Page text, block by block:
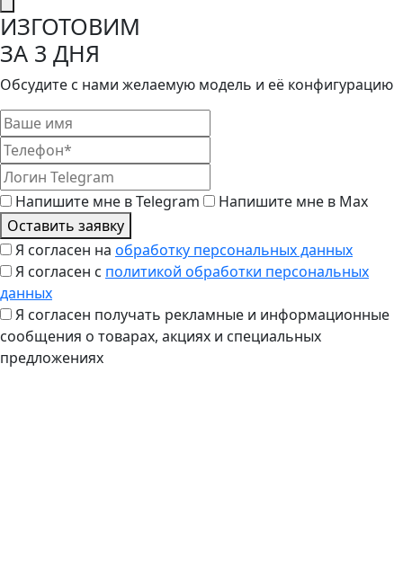
ИЗГОТОВИМ
ЗА 3 ДНЯ
Обсудите с нами желаемую модель и её конфигурацию
Напишите мне в Telegram
Напишите мне в Max
Оставить заявку
Я согласен на обработку персональных данных
Я согласен с политикой обработки персональных
данных
Я согласен получать рекламные и информационные
сообщения о товарах, акциях и специальных
предложениях